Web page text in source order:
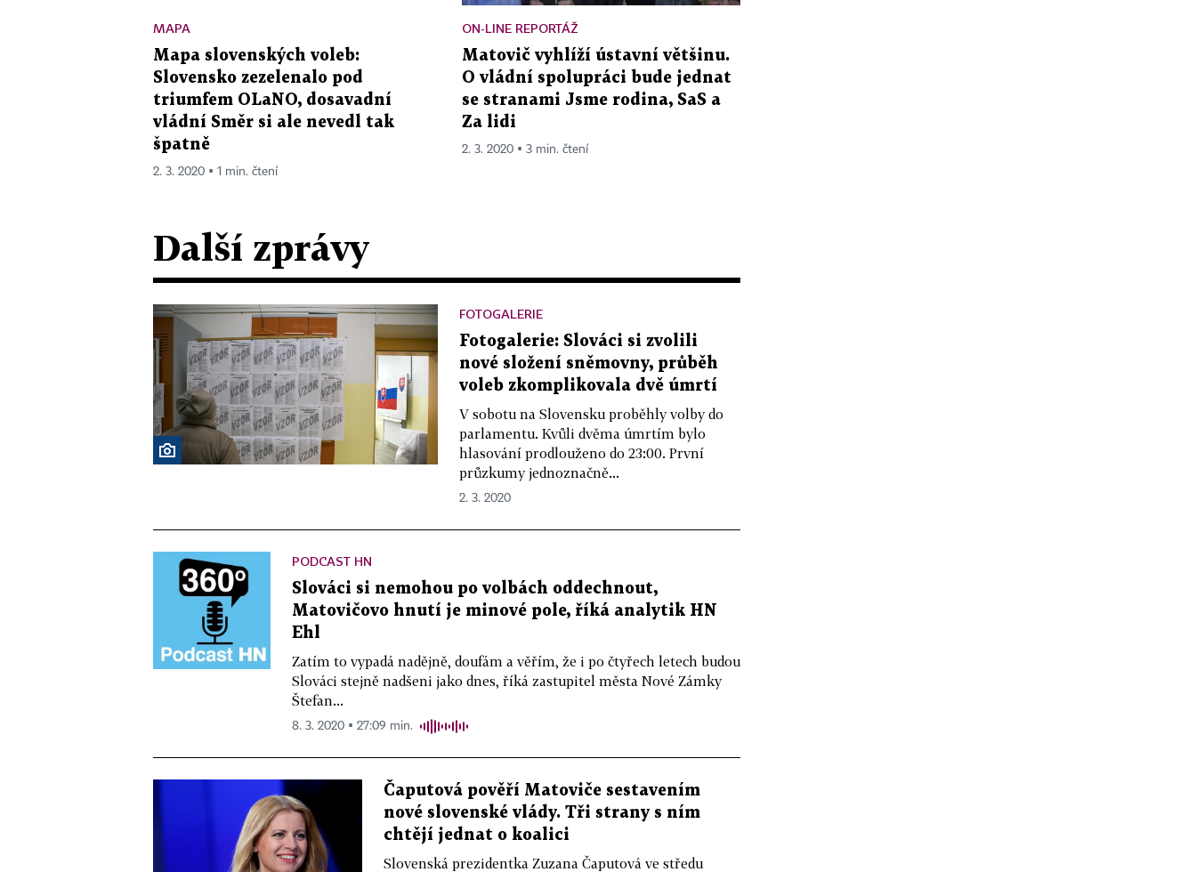
MAPA
Mapa slovenských voleb:
Slovensko zezelenalo pod
triumfem OLaNO, dosavadní
vládní Směr si ale nevedl tak
špatně
2. 3. 2020 ▪ 1 min. čtení
ON-LINE REPORTÁŽ
Matovič vyhlíží ústavní většinu.
O vládní spolupráci bude jednat
se stranami Jsme rodina, SaS a
Za lidi
2. 3. 2020 ▪ 3 min. čtení
Další zprávy
FOTOGALERIE
Fotogalerie: Slováci si zvolili
nové složení sněmovny, průběh
voleb zkomplikovala dvě úmrtí
V sobotu na Slovensku proběhly volby do
parlamentu. Kvůli dvěma úmrtím bylo
hlasování prodlouženo do 23:00. První
průzkumy jednoznačně...
2. 3. 2020
PODCAST HN
Slováci si nemohou po volbách oddechnout,
Matovičovo hnutí je minové pole, říká analytik HN
Ehl
Zatím to vypadá nadějně, doufám a věřím, že i po čtyřech letech budou
Slováci stejně nadšeni jako dnes, říká zastupitel města Nové Zámky
Štefan...
8. 3. 2020 ▪ 27:09 min.
Čaputová pověří Matoviče sestavením
nové slovenské vlády. Tři strany s ním
chtějí jednat o koalici
Slovenská prezidentka Zuzana Čaputová ve středu